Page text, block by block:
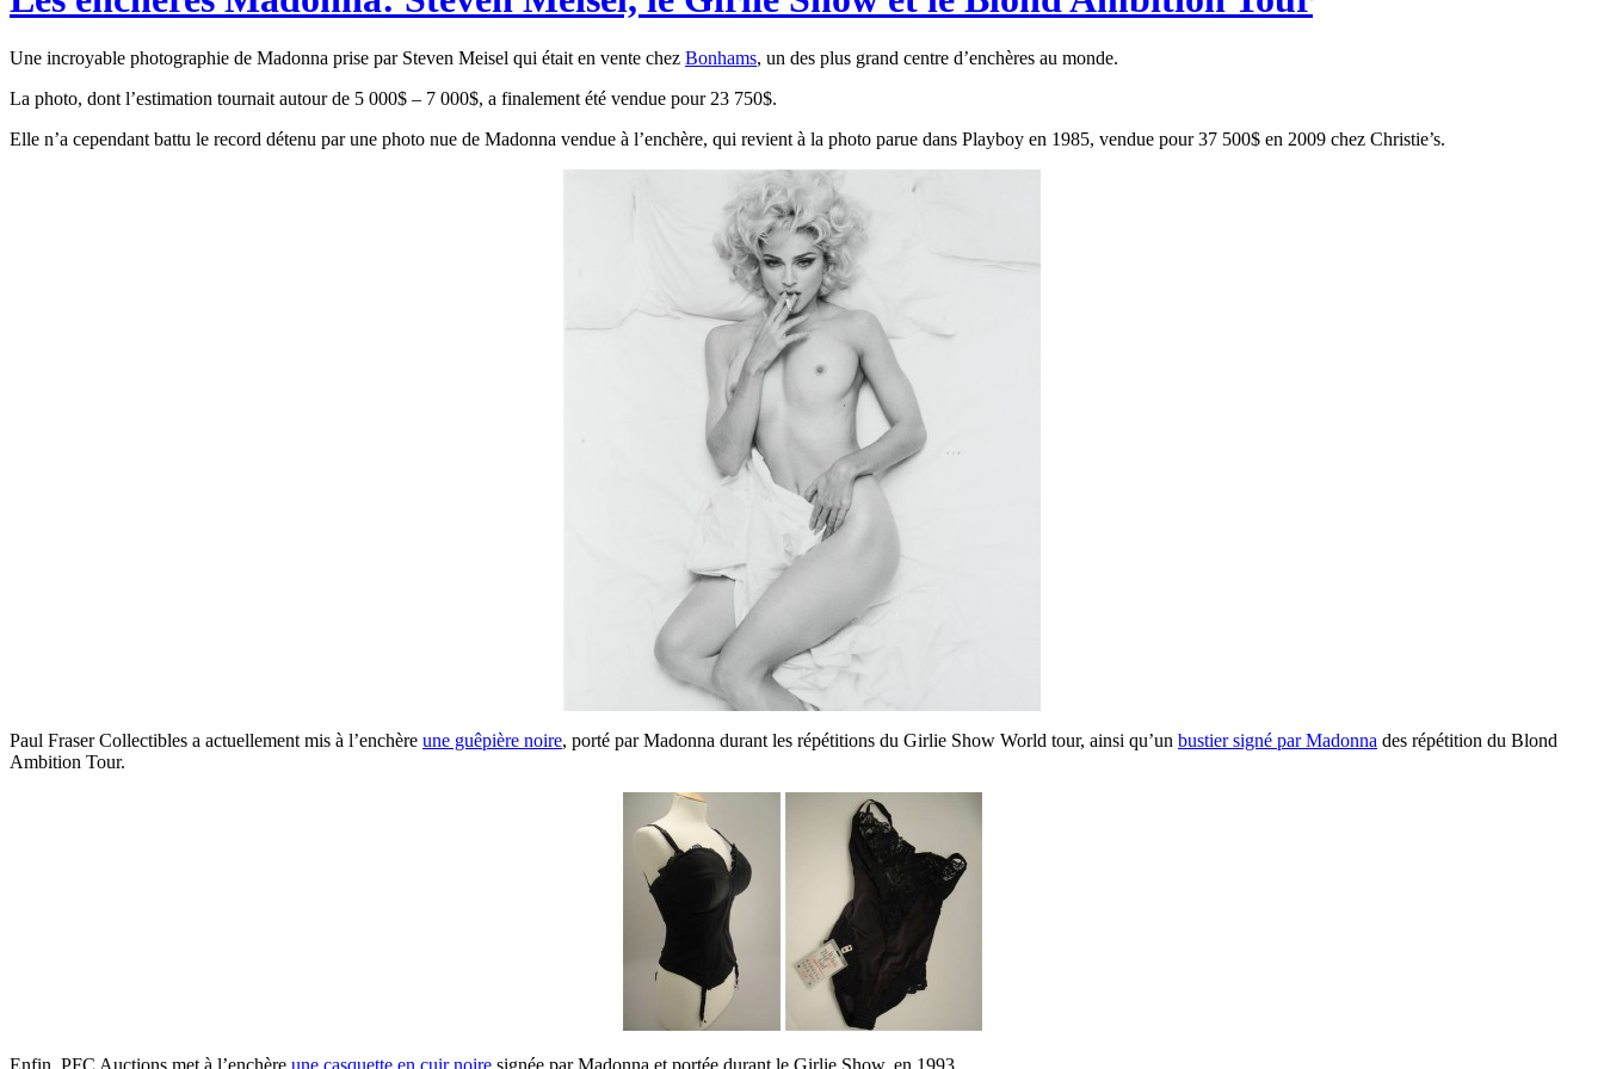
Une incroyable photographie de Madonna prise par Steven Meisel qui était en vente chez Bonhams, un des plus grand centre d’enchères au monde.
La photo, dont l’estimation tournait autour de 5 000$ – 7 000$, a finalement été vendue pour 23 750$.
Elle n’a cependant battu le record détenu par une photo nue de Madonna vendue à l’enchère, qui revient à la photo parue dans Playboy en 1985, vendue pour 37 500$ en 2009 chez Christie’s.
Paul Fraser Collectibles a actuellement mis à l’enchère une guêpière noire, porté par Madonna durant les répétitions du Girlie Show World tour, ainsi qu’un bustier signé par Madonna des répétition du Blond
Ambition Tour.
Enfin, PFC Auctions met à l’enchère une casquette en cuir noire signée par Madonna et portée durant le Girlie Show, en 1993.